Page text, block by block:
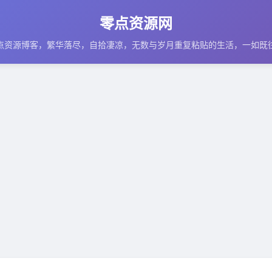
零点资源网
资源博客，繁华落尽，自拾凄凉，无数与岁月重复粘贴的生活，一如既